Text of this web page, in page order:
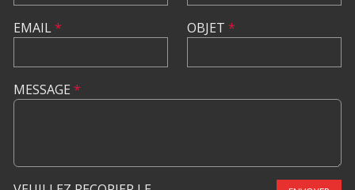
EMAIL* OBJET *
MESSAGE *